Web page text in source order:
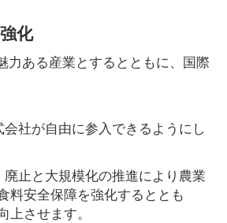
化
力ある産業とするとともに、国際
社が自由に参入できるようにし
止と大規模化の推進により農業
料安全保障を強化するととも
上させます。